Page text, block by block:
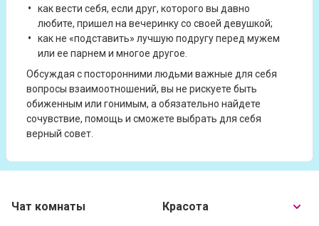
как вести себя, если друг, которого вы давно
любите, пришел на вечеринку со своей девушкой;
как не «подставить» лучшую подругу перед мужем
или ее парнем и многое другое.
Обсуждая с посторонними людьми важные для себя
вопросы взаимоотношений, вы не рискуете быть
обиженным или гонимым, а обязательно найдете
сочувствие, помощь и сможете выбрать для себя
верный совет.
Чат комнаты
Красота